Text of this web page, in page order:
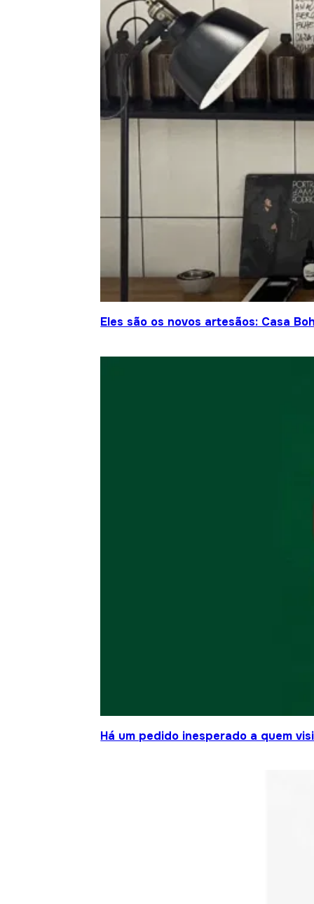
Eles são os novos artesãos: Casa
Há um pedido inesperado a quem